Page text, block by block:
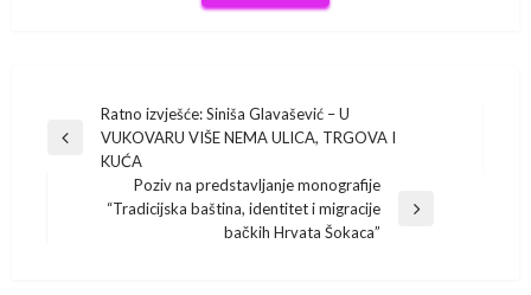
Navigacija
objava
Previous
Ratno izvješće: Siniša Glavašević – U
VUKOVARU VIŠE NEMA ULICA, TRGOVA I
KUĆA
Poziv na predstavljanje monografije
“Tradicijska baština, identitet i migracije
bačkih Hrvata Šokaca”